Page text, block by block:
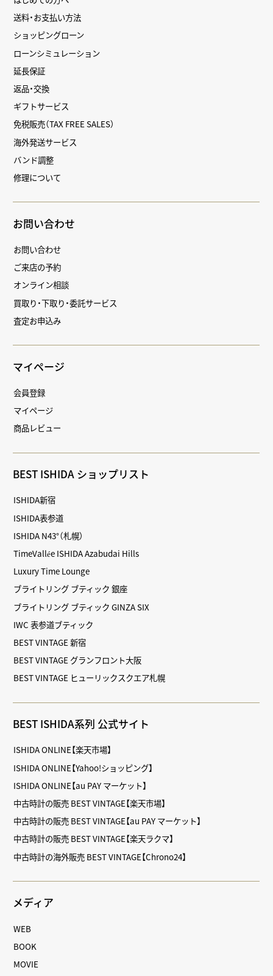
送料・お支払い方法
ショッピングローン
ローンシミュレーション
延長保証
返品・交換
ギフトサービス
免税販売（TAX FREE SALES）
海外発送サービス
バンド調整
修理について
お問い合わせ
お問い合わせ
ご来店の予約
オンライン相談
買取り・下取り・委託サービス
査定お申込み
マイページ
会員登録
マイページ
商品レビュー
BEST ISHIDA ショップリスト
ISHIDA新宿
ISHIDA表参道
ISHIDA N43°（札幌）
TimeVallée ISHIDA Azabudai Hills
Luxury Time Lounge
ブライトリング ブティック 銀座
ブライトリング ブティック GINZA SIX
IWC 表参道ブティック
BEST VINTAGE 新宿
BEST VINTAGE グランフロント大阪
BEST VINTAGE ヒューリックスクエア札幌
BEST ISHIDA系列 公式サイト
ISHIDA ONLINE【楽天市場】
ISHIDA ONLINE【Yahoo!ショッピング】
ISHIDA ONLINE【au PAY マーケット】
中古時計の販売 BEST VINTAGE【楽天市場】
中古時計の販売 BEST VINTAGE【au PAY マーケット】
中古時計の販売 BEST VINTAGE【楽天ラクマ】
中古時計の海外販売 BEST VINTAGE【Chrono24】
メディア
WEB
BOOK
MOVIE